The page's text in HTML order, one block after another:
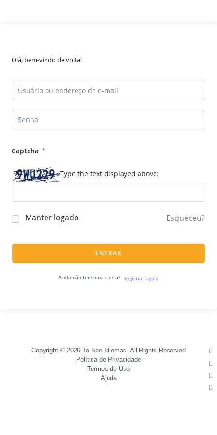
Olá, bem-vindo de volta!
Captcha *
Type the text displayed above:
Manter logado Esqueceu?
ENTRAR
Ainda não tem uma conta? Registrar agora
Copyright © 2026 To Bee Idiomas. All Rights Reserved
Política de Privacidade
Termos de Uso
Ajuda